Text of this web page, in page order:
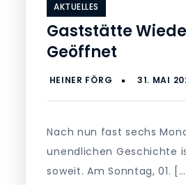
AKTUELLES
Gaststätte
Geöffnet
Nach nun fast sechs
unendlichen Geschichte
soweit. Am Sonntag, 01. […]